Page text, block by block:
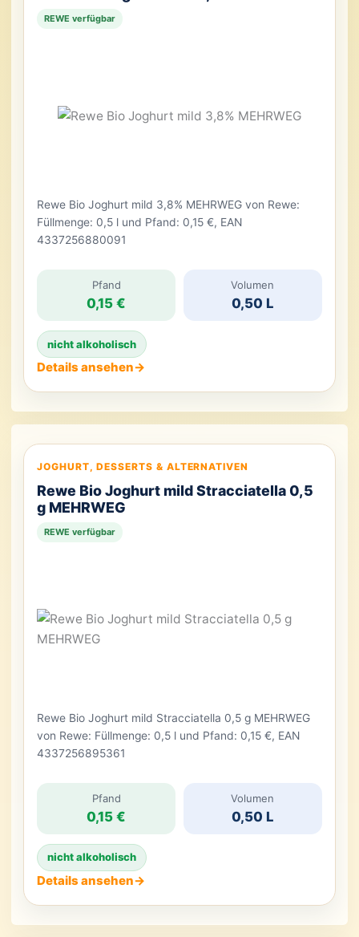
REWE verfügbar
Rewe Bio Joghurt mild 3,8% MEHRWEG von Rewe:
Füllmenge: 0,5 l und Pfand: 0,15 €, EAN
4337256880091
Pfand
0,15 €
Volumen
0,50 L
nicht alkoholisch
Details ansehen→
JOGHURT, DESSERTS & ALTERNATIVEN
Rewe Bio Joghurt mild Stracciatella 0,5
g MEHRWEG
REWE verfügbar
Rewe Bio Joghurt mild Stracciatella 0,5 g MEHRWEG
von Rewe: Füllmenge: 0,5 l und Pfand: 0,15 €, EAN
4337256895361
Pfand
0,15 €
Volumen
0,50 L
nicht alkoholisch
Details ansehen→